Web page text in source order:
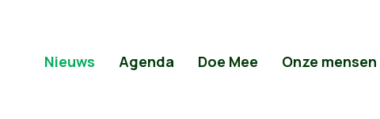
Nieuws Agenda Doe Mee Onze mensen